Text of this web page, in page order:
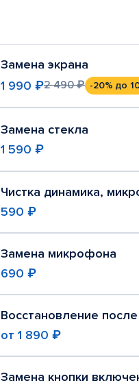
Замена экрана
1 990 ₽2 490 ₽ -20% до
Замена стекла
1 590 ₽
Чистка динамика,
590 ₽
Замена микрофона
690 ₽
Восстановление
от 1 890 ₽
Замена кнопки